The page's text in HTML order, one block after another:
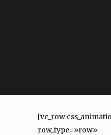
[vc_row
row_type=»row»